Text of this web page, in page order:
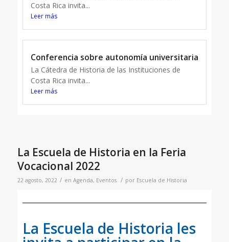
Costa Rica invita...
Leer más
Conferencia sobre autonomía universitaria
La Cátedra de Historia de las Instituciones de
Costa Rica invita...
Leer más
La Escuela de Historia en la Feria
Vocacional 2022
22 agosto, 2022 / en Agenda, Eventos / por Escuela de Historia
La Escuela de Historia les